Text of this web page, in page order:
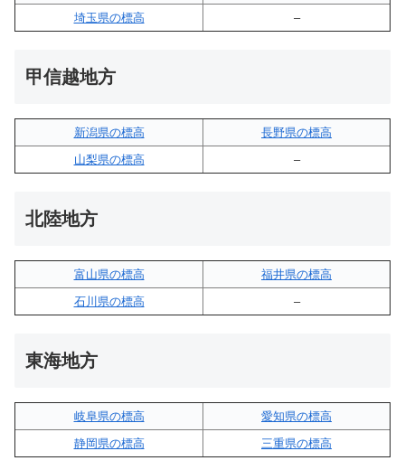
埼玉県の標高
–
甲信越地方
新潟県の標高
長野県の標高
山梨県の標高
–
北陸地方
富山県の標高
福井県の標高
石川県の標高
–
東海地方
岐阜県の標高
愛知県の標高
静岡県の標高
三重県の標高